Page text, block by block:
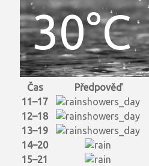
30°C
Čas Předpověď
11–17
12–18
13–19
14–20
15–21